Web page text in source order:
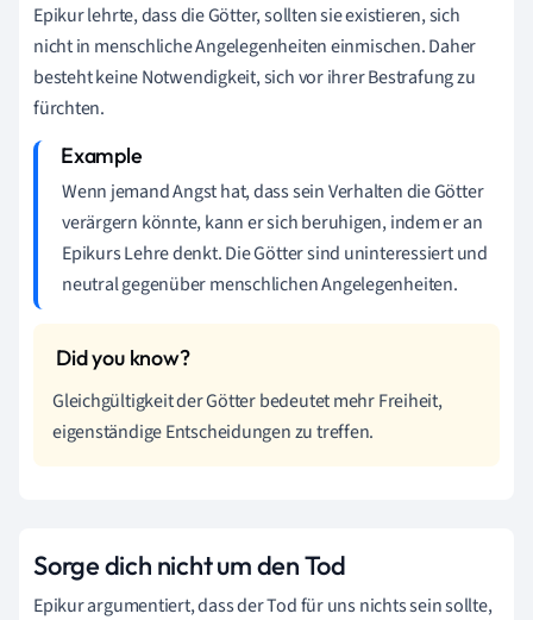
Epikur lehrte, dass die Götter, sollten sie existieren, sich
nicht in menschliche Angelegenheiten einmischen. Daher
besteht keine Notwendigkeit, sich vor ihrer Bestrafung zu
fürchten.
Wenn jemand Angst hat, dass sein Verhalten die Götter
verärgern könnte, kann er sich beruhigen, indem er an
Epikurs Lehre denkt. Die Götter sind uninteressiert und
neutral gegenüber menschlichen Angelegenheiten.
Gleichgültigkeit der Götter bedeutet mehr Freiheit,
eigenständige Entscheidungen zu treffen.
Sorge dich nicht um den Tod
Epikur argumentiert, dass der Tod für uns nichts sein sollte,